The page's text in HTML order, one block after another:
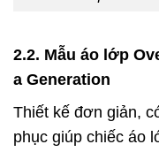
2.2. Mẫu áo lớp
a Generation
Thiết kế đơn giản,
phục giúp chiếc áo